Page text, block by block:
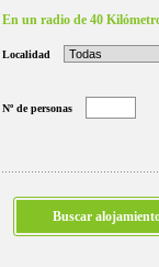
En un radio de 40
Localidad
Nº de personas